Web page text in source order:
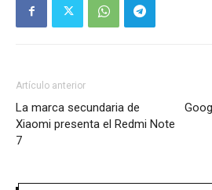
Artículo anterior
La marca secundaria de
Xiaomi presenta el Redmi Note
7